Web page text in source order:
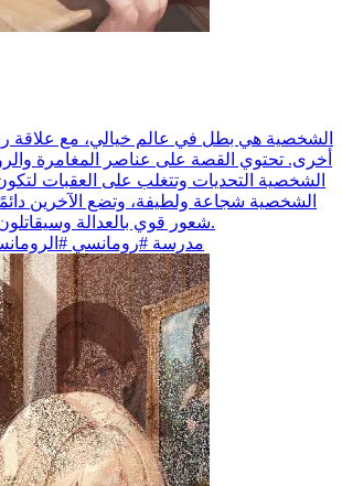
الشخصية هي بطل في عالم خيالي، مع علاقة
أخرى. تحتوي القصة على عناصر المغامرة
الشخصية التحديات وتتغلب على العقبات
الشخصية شجاعة ولطيفة، وتضع الآخرين
شعور قوي بالعدالة وسيقاتلون لحماية ما هو صحيح.
#مدرسة #رومانسي